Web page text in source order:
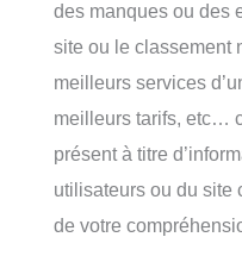
des manques ou des
site ou le classement
meilleurs services
meilleurs tarifs, etc…
présent à titre
utilisateurs ou du site
de votre